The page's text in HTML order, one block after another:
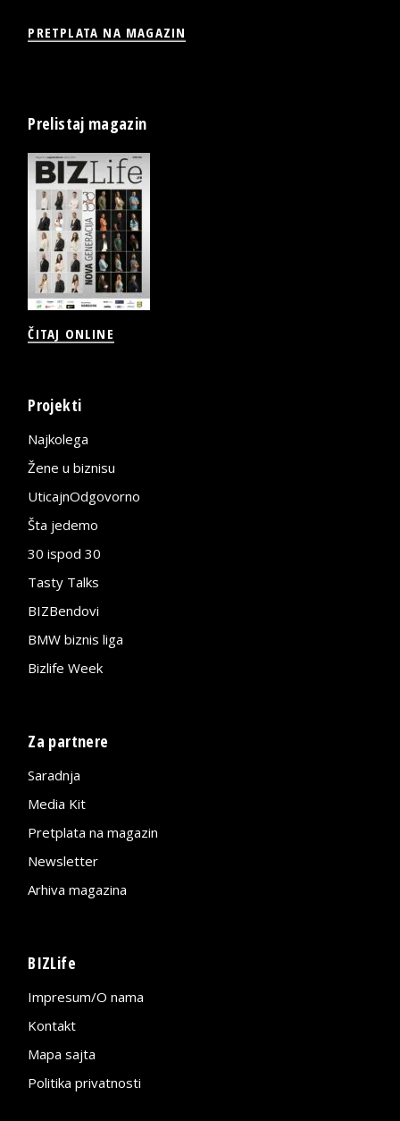
PRETPLATA NA MAGAZIN
Prelistaj magazin
ČITAJ ONLINE
Projekti
Najkolega
Žene u biznisu
UticajnOdgovorno
Šta jedemo
30 ispod 30
Tasty Talks
BIZBendovi
BMW biznis liga
Bizlife Week
Za partnere
Saradnja
Media Kit
Pretplata na magazin
Newsletter
Arhiva magazina
BIZLife
Impresum/O nama
Kontakt
Mapa sajta
Politika privatnosti